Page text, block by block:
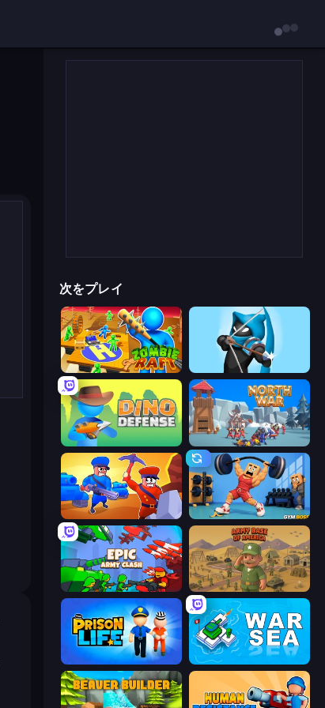
次をプレイ
Zombie Raft
Dino Defense North War
Craft and Battle Gym Boss
Epic Army Clash Army Base Of America
Prison Life War Sea